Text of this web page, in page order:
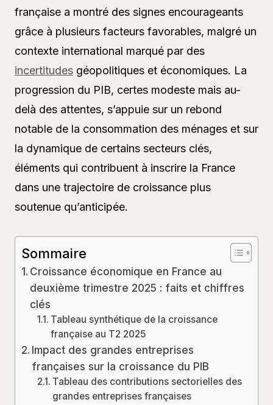
française a montré des signes encourageants
grâce à plusieurs facteurs favorables, malgré un
contexte international marqué par des
incertitudes géopolitiques et économiques. La
progression du PIB, certes modeste mais au-
delà des attentes, s’appuie sur un rebond
notable de la consommation des ménages et sur
la dynamique de certains secteurs clés,
éléments qui contribuent à inscrire la France
dans une trajectoire de croissance plus
soutenue qu’anticipée.
Sommaire
Croissance économique en France au
deuxième trimestre 2025 : faits et chiffres
clés
Tableau synthétique de la croissance
française au T2 2025
Impact des grandes entreprises
françaises sur la croissance du PIB
Tableau des contributions sectorielles des
grandes entreprises françaises